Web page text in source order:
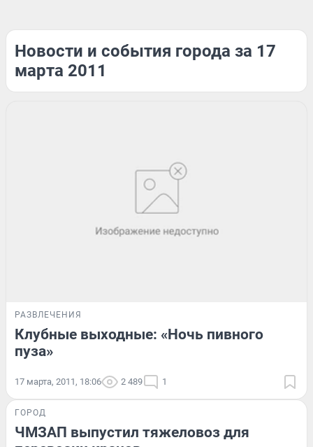
Новости и события города за 17
марта 2011
РАЗВЛЕЧЕНИЯ
Клубные выходные: «Ночь пивного
пуза»
17 марта, 2011, 18:06 2 489 1
ГОРОД
ЧМЗАП выпустил тяжеловоз для